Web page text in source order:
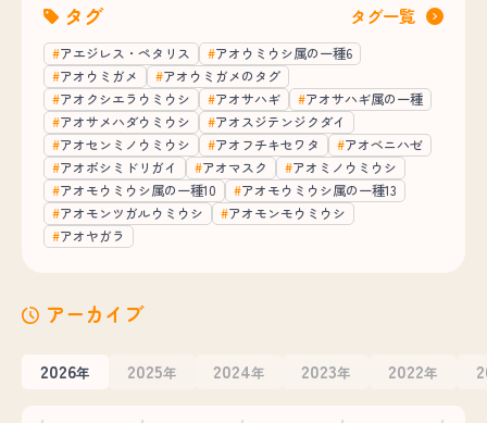
タグ タグ一覧
アエジレス・ペタリス
アオウミウシ属の一種6
アオウミガメ
アオウミガメのタグ
アオクシエラウミウシ
アオサハギ
アオサハギ属の一種
アオサメハダウミウシ
アオスジテンジクダイ
アオセンミノウミウシ
アオフチキセワタ
アオベニハゼ
アオボシミドリガイ
アオマスク
アオミノウミウシ
アオモウミウシ属の一種10
アオモウミウシ属の一種13
アオモンツガルウミウシ
アオモンモウミウシ
アオヤガラ
アーカイブ
2026年 2025年 2024年 2023年 2022年